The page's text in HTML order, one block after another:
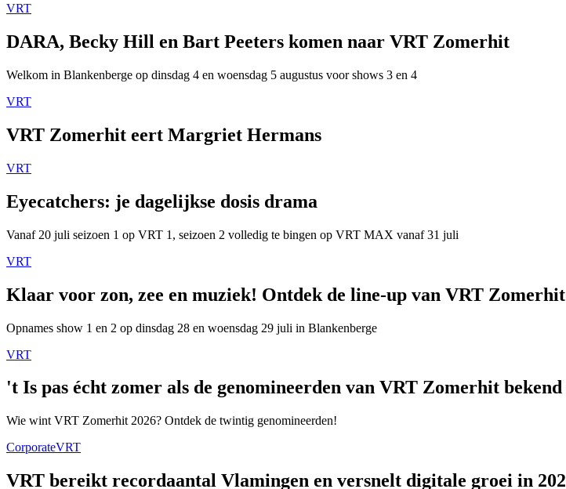
VRT
DARA, Becky Hill en Bart Peeters komen naar VRT Zomerhit
Welkom in Blankenberge op dinsdag 4 en woensdag 5 augustus voor shows 3 en 4
VRT
VRT Zomerhit eert Margriet Hermans
VRT
Eyecatchers: je dagelijkse dosis drama
Vanaf 20 juli seizoen 1 op VRT 1, seizoen 2 volledig te bingen op VRT MAX vanaf 31 juli
VRT
Klaar voor zon, zee en muziek! Ontdek de line-up van VRT Zomerhit
Opnames show 1 en 2 op dinsdag 28 en woensdag 29 juli in Blankenberge
VRT
't Is pas écht zomer als de genomineerden van VRT Zomerhit
Wie wint VRT Zomerhit 2026? Ontdek de twintig genomineerden!
CorporateVRT
VRT bereikt recordaantal Vlamingen en versnelt digitale groei in